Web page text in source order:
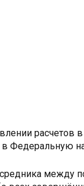
расчетов
в Федеральную
между